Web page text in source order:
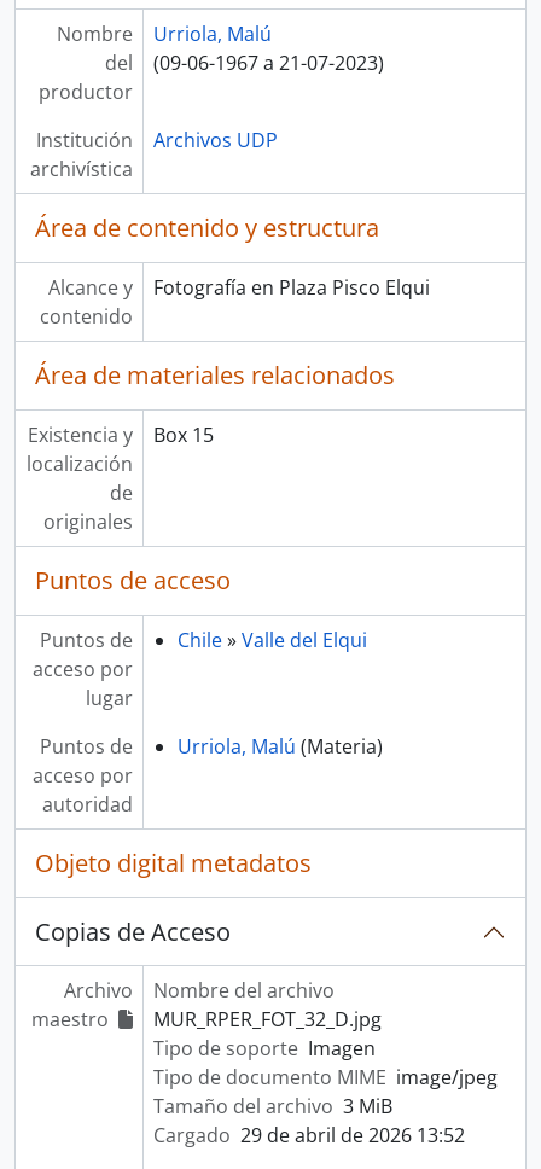
Nombre
del
productor
Urriola, Malú
(09-06-1967 a 21-07-2023)
Institución
archivística
Archivos UDP
Área de contenido y estructura
Alcance y
contenido
Fotografía en Plaza Pisco Elqui
Área de materiales relacionados
Existencia y
localización
de
originales
Box 15
Puntos de acceso
Puntos de
acceso por
lugar
Chile»Valle del Elqui
Puntos de
acceso por
autoridad
Urriola, Malú (Materia)
Objeto digital metadatos
Copias de Acceso
Archivo
maestro
Nombre del archivo
MUR_RPER_FOT_32_D.jpg
Tipo de soporte Imagen
Tipo de documento MIME image/jpeg
Tamaño del archivo 3 MiB
Cargado 29 de abril de 2026 13:52